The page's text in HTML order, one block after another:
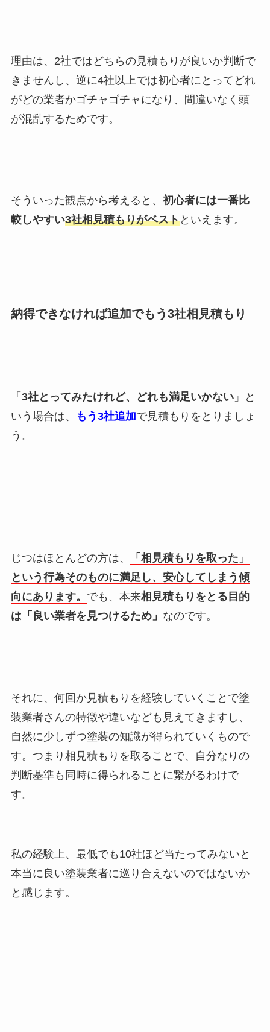
理由は、2社ではどちらの見積もりが良いか判断で
きませんし、逆に4社以上では初心者にとってどれ
がどの業者かゴチャゴチャになり、間違いなく頭
が混乱するためです。
そういった観点から考えると、 初心者には一番比
較しやすい3社相見積もりがベストといえます。
納得できなければ追加でもう3社相見積もり
「 3社とってみたけれど、どれも満足いかない」と
いう場合は、
もう3社追加で見積もりをとりましょ
う。
じつはほとんどの方は、
「相見積もりを取った」
という行為そのものに満足し、安心してしまう傾
向にあります。 でも、本来相見積もりをとる目的
は 「良い業者を見つけるため」 なのです。
それに、何回か見積もりを経験していくことで塗
装業者さんの特徴や違いなども見えてきますし、
自然に少しずつ塗装の知識が得られていくもので
す。つまり相見積もりを取ることで、自分なりの
判断基準も同時に得られることに繋がるわけで
す。
私の経験上、最低でも10社ほど当たってみないと
本当に良い塗装業者に巡り合えないのではないか
と感じます。